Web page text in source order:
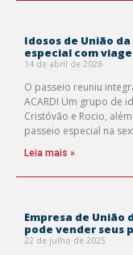
Idosos de União
especial com
14 de abril de 2026
O passeio reuniu
ACARDI Um grupo de
Cristóvão e Rocio,
passeio especial na
Leia mais »
Empresa de União
pode vender seus
22 de julho de 2025